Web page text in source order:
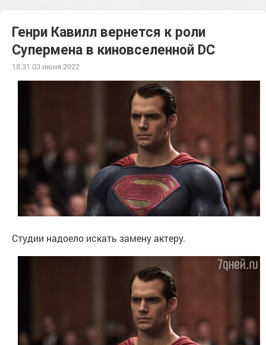
Генри Кавилл вернется к роли
Супермена в киновселенной DC
18:31 03 июня 2022
Студии надоело искать замену актеру.